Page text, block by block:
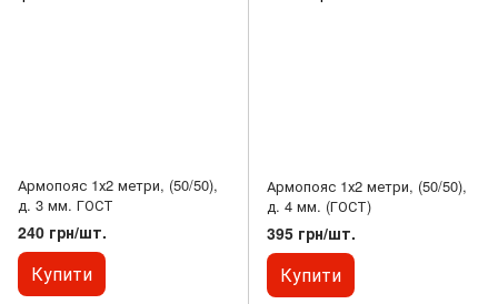
Армопояс 1х2 метри, (50/50),
д. 3 мм. ГОСТ
240 грн/шт.
Купити
Армопояс 1х2 метри, (50/50),
д. 4 мм. (ГОСТ)
395 грн/шт.
Купити